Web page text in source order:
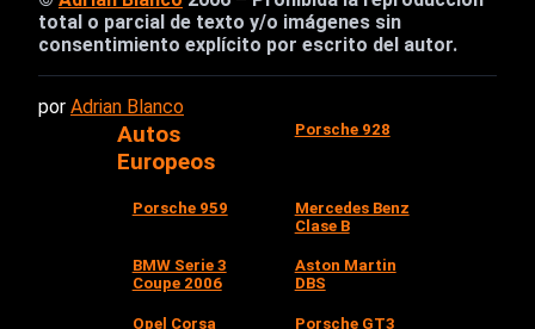
total o parcial de texto y/o imágenes sin
consentimiento explícito por escrito del autor.
por Adrian Blanco
Autos
Europeos
Porsche 928
Porsche 959
Mercedes Benz
Clase B
BMW Serie 3
Coupe 2006
Aston Martin
DBS
Opel Corsa
Porsche GT3